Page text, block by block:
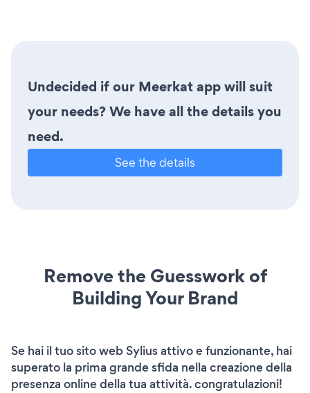
Undecided if our Meerkat app will suit
your needs? We have all the details you
need.
See the details
Remove the Guesswork of
Building Your Brand
Se hai il tuo sito web Sylius attivo e funzionante, hai
superato la prima grande sfida nella creazione della
presenza online della tua attività. congratulazioni!